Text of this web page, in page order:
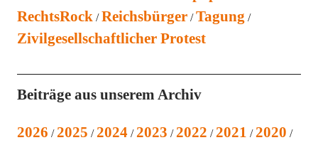
RechtsRock Reichsbürger Tagung
Zivilgesellschaftlicher Protest
Beiträge aus unserem Archiv
2026 2025 2024 2023 2022 2021 2020